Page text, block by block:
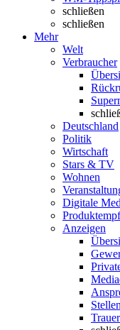
schließen
schließen
Mehr
Welt
Verbraucher
Deutschland
Politik
Wirtschaft
Stars & TV
Wohnen
Digitale
Anzeigen